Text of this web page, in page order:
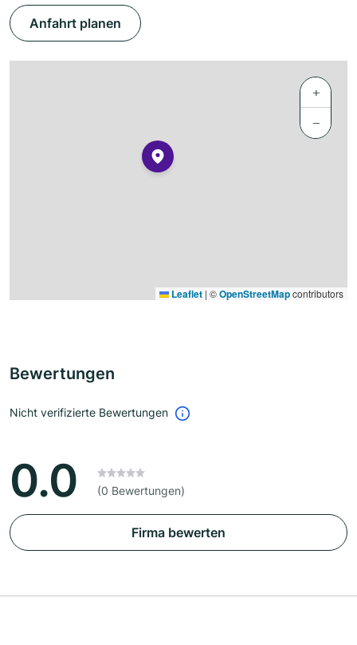
Anfahrt planen
+
−
Leaflet | ©OpenStreetMapcontributors
Bewertungen
Nicht verifizierte Bewertungen
0.0 (0 Bewertungen)
Firma bewerten